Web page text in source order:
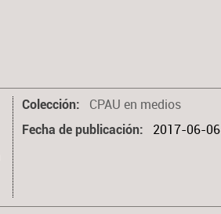
Colección CPAU en medios
Fecha de publicación 2017-06-06